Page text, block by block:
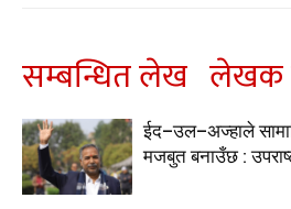
सम्बन्धित लेख लेखक
ईद–उल–अज्हाले
मजबुत बनाउँछ :